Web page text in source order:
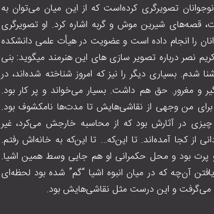
ویژه کودکان و نوجوانان تصویرگری کرده‌است که از این میان می‌توان به
قصه‌های شیرین موش و گربه اشاره کرد. او تصویرگری
را انجام داده است و عضویت در هیأت علمی دانشکده
نصر درباره تصویر سازی های این هنرمند می‍گوید: بنی
بسیاری دیگر را نیز که امروز شناخته شده‌اند، در
و مغرور. حق هم داشت. بسیار می‌خواند و پر کار بود.
من وجهی از نقاشی‌هایش تا مدت‌ها نامکشوف بود.
در آثارش بود که از محاسبه خارجش می‌کرد، غیر
از کجا آمده‌اند. تا این‌که… تا این‌که به خانه‌اش رفتم.
و پرت بود و محل حکمرانی او هم جایی وسط همین اشیا.
آن‌چه که در میان انبوه اشیا “گم” شده بود لحظه‌ای
و این درست مثل نقاشی‌هایش بود.